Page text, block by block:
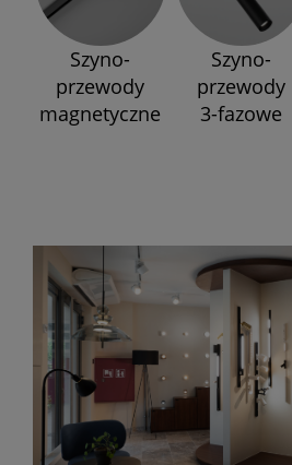
Szyno-
przewody
magnetyczne
Szyno-
przewody
3-fazowe